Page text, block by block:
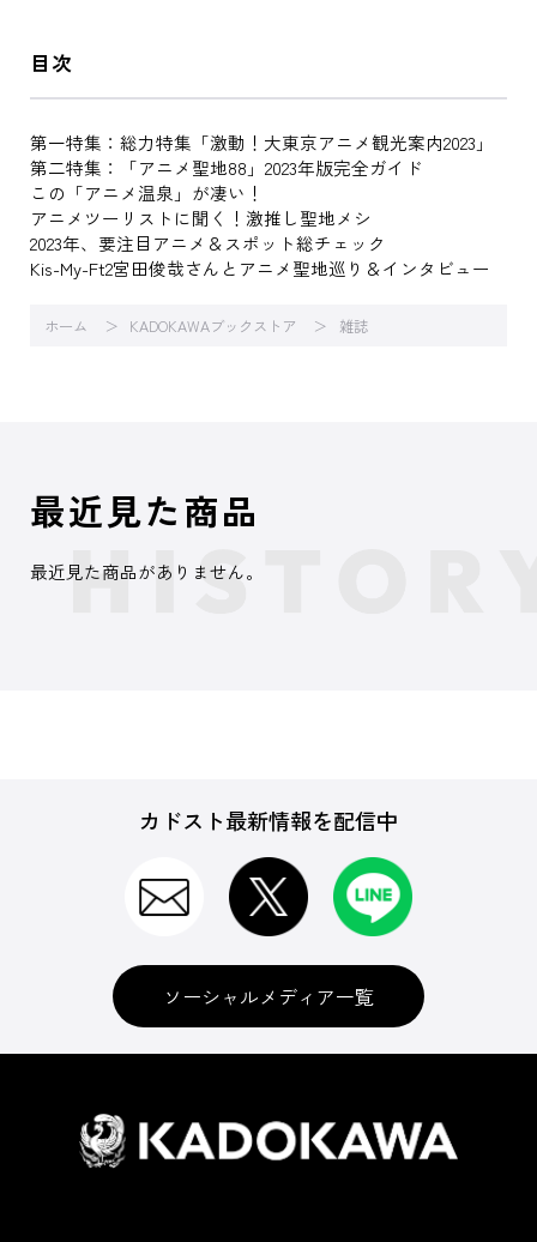
目次
第一特集：総力特集「激動！大東京アニメ観光案内2023」
第二特集：「アニメ聖地88」2023年版完全ガイド
この「アニメ温泉」が凄い！
アニメツーリストに聞く！激推し聖地メシ
2023年、要注目アニメ＆スポット総チェック
Kis-My-Ft2宮田俊哉さんとアニメ聖地巡り＆インタビュー
ホーム KADOKAWAブックストア 雑誌
最近見た商品
最近見た商品がありません。
カドスト最新情報を配信中
ソーシャルメディア一覧